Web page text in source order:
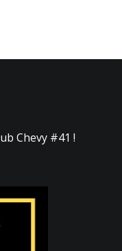
Chevy #41 !